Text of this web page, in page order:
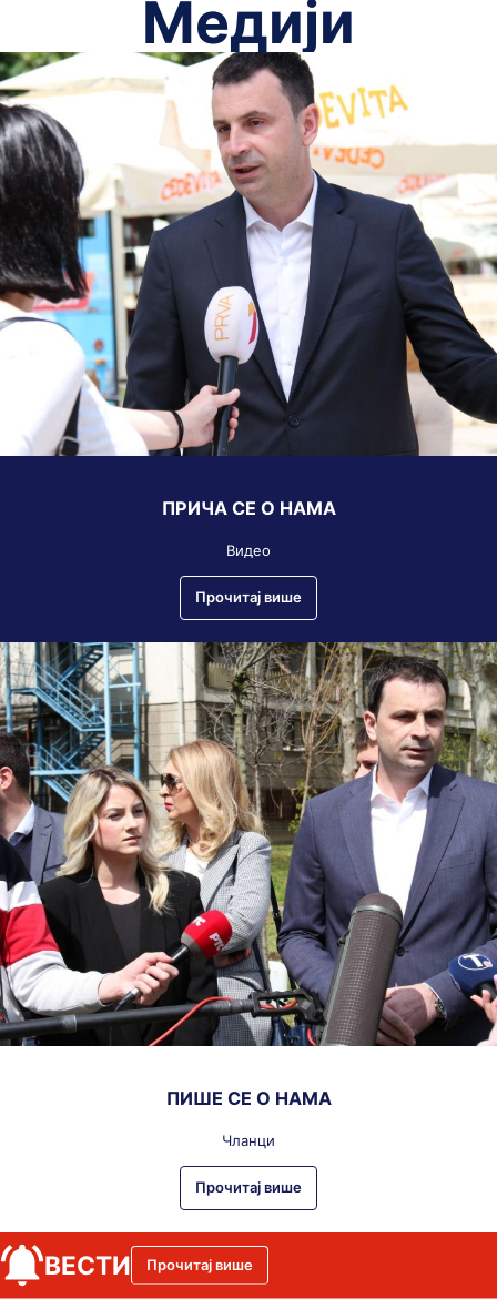
Медији
ПРИЧА СЕ О НАМА
Видео
Прочитај више
ПИШЕ СЕ О НАМА
Чланци
Прочитај више
ВЕСТИ Прочитај више